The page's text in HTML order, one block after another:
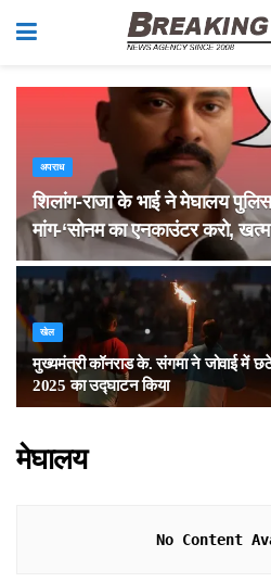
अपराध
शिलांग-राजा के भाई ने मेघालय
मांग-‘सोनम का एनकाउंटर करो, खत्म
खेल
मुख्यमंत्री कॉनराड के. संगमा ने जोवाई में
2025 का उद्घाटन किया
मेघालय
No Content